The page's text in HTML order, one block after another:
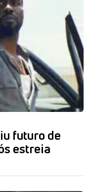
futuro de
estreia